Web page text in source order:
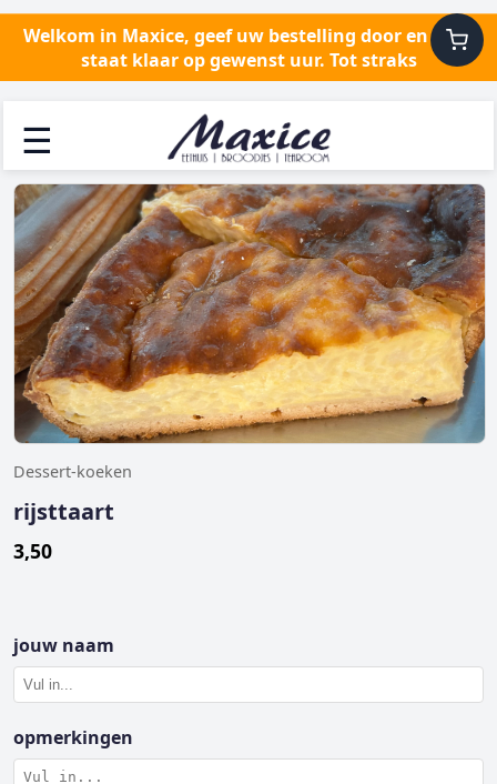
Welkom in Maxice, geef uw bestelling door en alles
staat klaar op gewenst uur. Tot straks
☰
Dessert-koeken
rijsttaart
3,50
jouw naam
opmerkingen